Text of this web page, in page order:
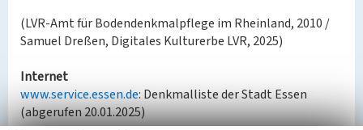
(LVR-Amt für Bodendenkmalpflege im Rheinland, 2010 /
Samuel Dreßen, Digitales Kulturerbe LVR, 2025)
Internet
www.service.essen.de: Denkmalliste der Stadt Essen
(abgerufen 20.01.2025)